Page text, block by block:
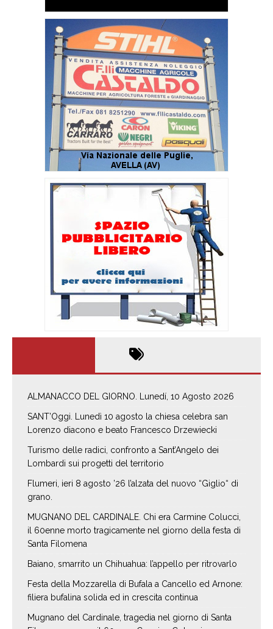
ALMANACCO DEL GIORNO. Lunedí, 10 Agosto 2026
SANT’Oggi. Lunedì 10 agosto la chiesa celebra san
Lorenzo diacono e beato Francesco Drzewiecki
Turismo delle radici, confronto a Sant’Angelo dei
Lombardi sui progetti del territorio
Flumeri, ieri 8 agosto ’26 l’alzata del nuovo “Giglio“ di
grano.
MUGNANO DEL CARDINALE. Chi era Carmine Colucci,
il 60enne morto tragicamente nel giorno della festa di
Santa Filomena
Baiano, smarrito un Chihuahua: l’appello per ritrovarlo
Festa della Mozzarella di Bufala a Cancello ed Arnone:
filiera bufalina solida ed in crescita continua
Mugnano del Cardinale, tragedia nel giorno di Santa